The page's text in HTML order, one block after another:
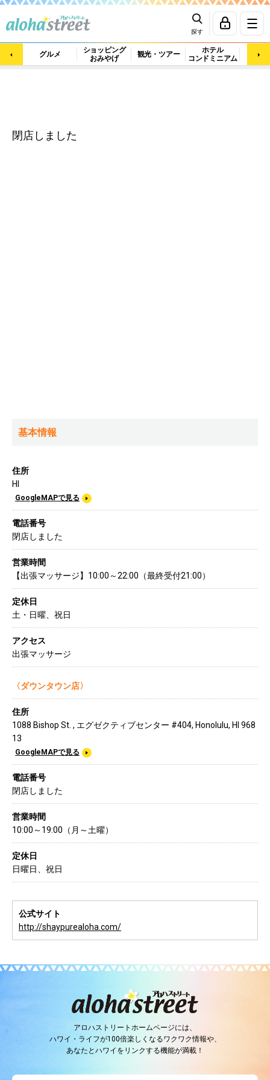
探す
グルメ
ショッピング
おみやげ
観光・ツアー
ホテル
コンドミニアム
マッ
閉店しました
基本情報
住所
HI
GoogleMAPで見る
電話番号
閉店しました
営業時間
【出張マッサージ】10:00～22:00（最終受付21:00）
定休日
土・日曜、祝日
アクセス
出張マッサージ
〈ダウンタウン店〉
住所
1088 Bishop St. , エグゼクティブセンター #404, Honolulu, HI 968
13
GoogleMAPで見る
電話番号
閉店しました
営業時間
10:00～19:00（月～土曜）
定休日
日曜日、祝日
公式サイト
http://shaypurealoha.com/
アロハストリートホームページには、
ハワイ・ライフが100倍楽しくなるワクワク情報や、
あなたとハワイをリンクする機能が満載！